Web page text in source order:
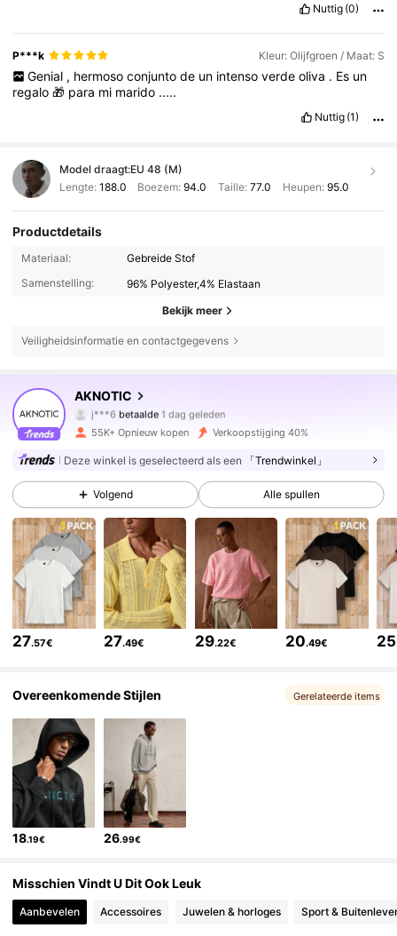
Nuttig (0)
P***k Kleur: Olijfgroen / Maat: S
Genial , hermoso conjunto de un intenso verde oliva . Es un
regalo🎁 para mi marido .....
Nuttig (1)
Model draagt:EU 48 (M)
Lengte: 188.0 Boezem:94.0 Taille: 77.0 Heupen: 95.0
Productdetails
Materiaal:
Gebreide Stof
Samenstelling:
96% Polyester,4% Elastaan
Bekijk meer
Veiligheidsinformatie en contactgegevens
AKNOTIC
4.76
j***6betaalde
t***v gevolgd 10 minuten geleden
4.76 214K Volgers
4.76 214K Volgers
4.76 214K Volgers
4.76 214K Volgers
4.76 214K Volgers
4.76
55K+ Opnieuw kopen Verkoopstijging 40%
Deze winkel is geselecteerd als een 「Trendwinkel」
Volgend Alle spullen
27.57€ 27.49€ 29.22€ 20.49€ 25
Overeenkomende Stijlen Gerelateerde items
18.19€ 26.99€
Misschien Vindt U Dit Ook Leuk
Aanbevelen Accessoires Juwelen & horloges Sport &